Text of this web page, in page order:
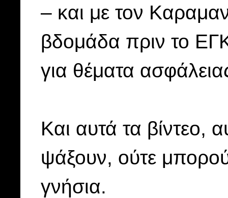
– και με τον
βδομάδα πριν το
για θέματα
Και αυτά τα βίντεο,
ψάξουν, ούτε
γνήσια.